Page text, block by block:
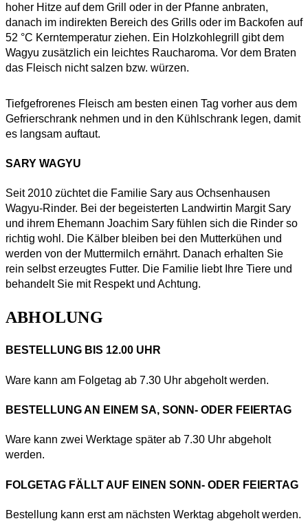
hoher Hitze auf dem Grill oder in der Pfanne anbraten,
danach im indirekten Bereich des Grills oder im Backofen auf
52 °C Kerntemperatur ziehen. Ein Holzkohlegrill gibt dem
Wagyu zusätzlich ein leichtes Raucharoma. Vor dem Braten
das Fleisch nicht salzen bzw. würzen.
Tiefgefrorenes Fleisch am besten einen Tag vorher aus dem
Gefrierschrank nehmen und in den Kühlschrank legen, damit
es langsam auftaut.
SARY WAGYU
Seit 2010 züchtet die Familie Sary aus Ochsenhausen
Wagyu-Rinder. Bei der begeisterten Landwirtin Margit Sary
und ihrem Ehemann Joachim Sary fühlen sich die Rinder so
richtig wohl. Die Kälber bleiben bei den Mutterkühen und
werden von der Muttermilch ernährt. Danach erhalten Sie
rein selbst erzeugtes Futter. Die Familie liebt Ihre Tiere und
behandelt Sie mit Respekt und Achtung.
ABHOLUNG
BESTELLUNG BIS 12.00 UHR
Ware kann am Folgetag ab 7.30 Uhr abgeholt werden.
BESTELLUNG AN EINEM SA, SONN- ODER FEIERTAG
Ware kann zwei Werktage später ab 7.30 Uhr abgeholt
werden.
FOLGETAG FÄLLT AUF EINEN SONN- ODER FEIERTAG
Bestellung kann erst am nächsten Werktag abgeholt werden.